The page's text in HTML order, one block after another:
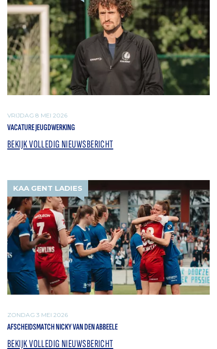
VRIJDAG 8 MEI 2026
VACATURE JEUGDWERKING
BEKIJK VOLLEDIG NIEUWSBERICHT
KAA GENT LADIES
ZONDAG 3 MEI 2026
AFSCHEIDSMATCH NICKY VAN DEN ABBEELE
BEKIJK VOLLEDIG NIEUWSBERICHT